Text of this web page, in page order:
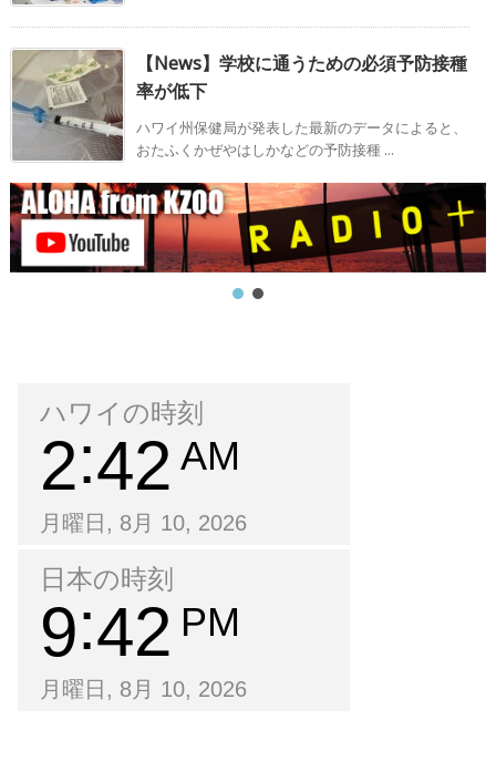
【News】学校に通うための必須予防接種
率が低下
ハワイ州保健局が発表した最新のデータによると、
おたふくかぜやはしかなどの予防接種 ...
ハワイの時刻
2 42 AM
月曜日, 8月 10, 2026
日本の時刻
9 42 PM
月曜日, 8月 10, 2026